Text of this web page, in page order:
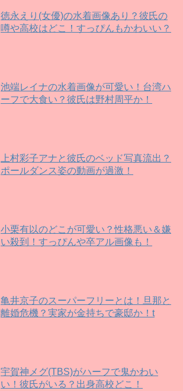
徳永えり(女優)の水着画像あり？彼氏の
噂や高校はどこ！すっぴんもかわいい？
池端レイナの水着画像が可愛い！台湾ハ
ーフで大食い？彼氏は野村周平か！
上村彩子アナと彼氏のベッド写真流出？
ポールダンス姿の動画が過激！
小栗有以のどこが可愛い？性格悪い＆嫌
い殺到！すっぴんや卒アル画像も！
亀井京子のスーパーフリーとは！旦那と
離婚危機？実家が金持ちで豪邸か！t
宇賀神メグ(TBS)がハーフで鬼かわい
い！彼氏がいる？出身高校どこ！